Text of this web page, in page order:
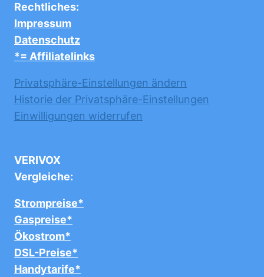
Rechtliches:
Impressum
Datenschutz
*= Affiliatelinks
Privatsphäre-Einstellungen ändern
Historie der Privatsphäre-Einstellungen
Einwilligungen widerrufen
VERIVOX
Vergleiche:
Strompreise*
Gaspreise*
Ökostrom*
DSL-Preise*
Handytarife*